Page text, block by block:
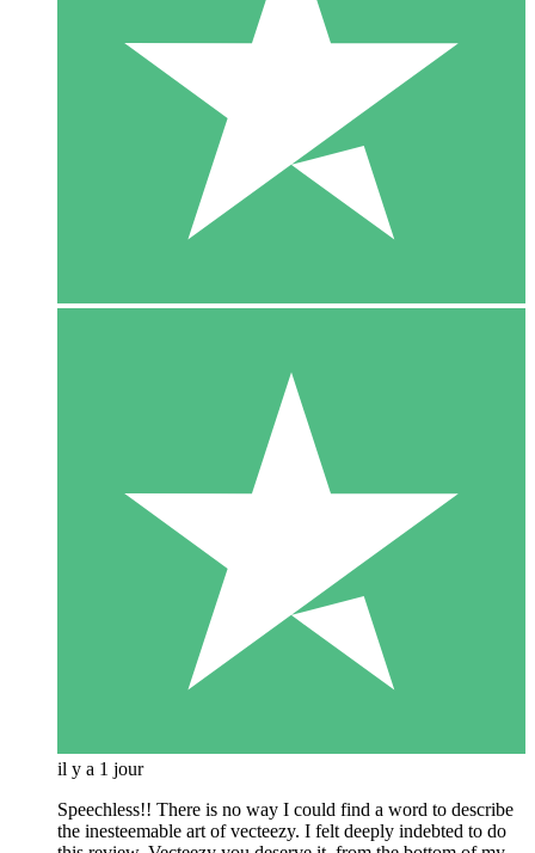
il y a 1 jour
Speechless!! There is no way I could find a word to describe
the inesteemable art of vecteezy. I felt deeply indebted to do